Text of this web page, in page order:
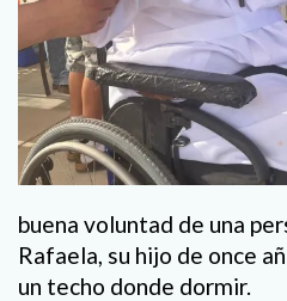
buena voluntad de una
Rafaela, su hijo de once
un techo donde dormir.